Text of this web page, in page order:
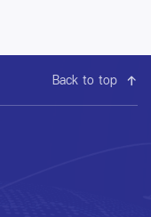
Back to top